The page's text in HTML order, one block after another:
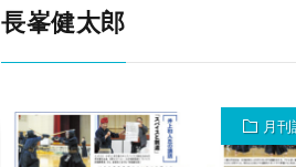
長峯健太郎
月